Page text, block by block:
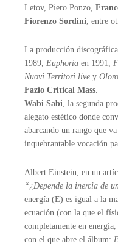
Letov, Piero Ponzo,
Fiorenzo Sordini, entre
La producción
1989, Euphoria en 1991,
Nuovi Territori live y
Fazio Critical Mass.
Wabi Sabi, la segunda
alegato estético donde
abarcando un rango que
inquebrantable vocación
Albert Einstein, en un
“¿Depende la inercia de
energía (E) es igual a la
ecuación (con la que el
completamente en
con el que abre el álbum: